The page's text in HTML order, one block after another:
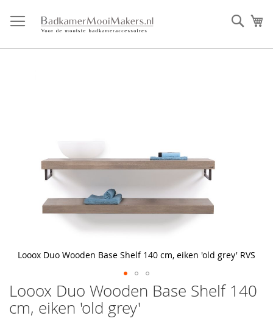
direct
door
Looox Duo Wooden Base Shelf 140
cm, eiken 'old grey'
Looox Duo Wooden Base Shelf 140 cm, eiken 'old grey' RVS
Skip
to
the